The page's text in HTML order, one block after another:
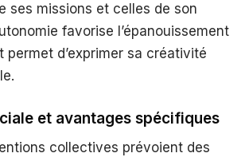
ses missions et celles de son
favorise l’épanouissement
permet d’exprimer sa créativité
et avantages spécifiques
collectives prévoient des